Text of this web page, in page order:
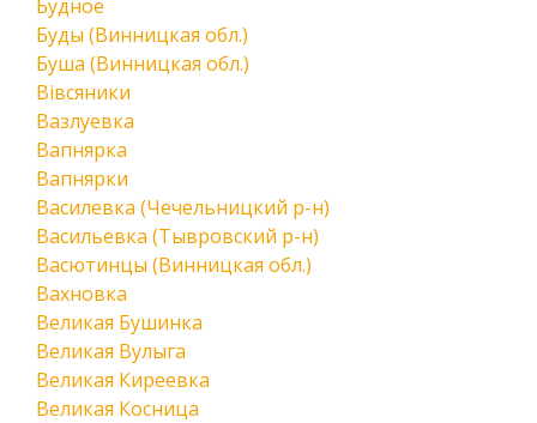
Будное
Буды (Винницкая обл.)
Буша (Винницкая обл.)
Вівсяники
Вазлуевка
Вапнярка
Вапнярки
Василевка (Чечельницкий р-н)
Васильевка (Тывровский р-н)
Васютинцы (Винницкая обл.)
Вахновка
Великая Бушинка
Великая Вулыга
Великая Киреевка
Великая Косница